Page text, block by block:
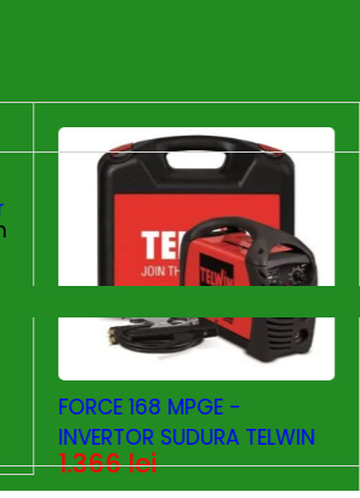
FORCE 168 MPGE -
INVERTOR SUDURA TELWIN
1.366lei